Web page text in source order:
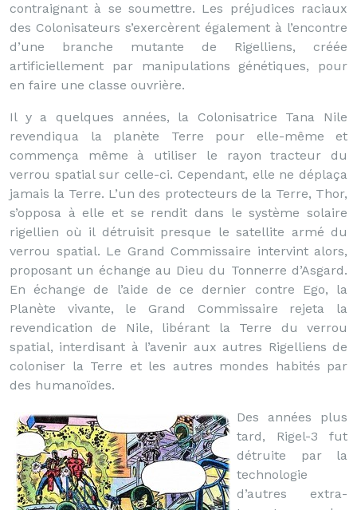
contraignant à se soumettre. Les préjudices raciaux
des Colonisateurs s’exercèrent également à l’encontre
d’une branche mutante de Rigelliens, créée
artificiellement par manipulations génétiques, pour
en faire une classe ouvrière.
Il y a quelques années, la Colonisatrice Tana Nile
revendiqua la planète Terre pour elle-même et
commença même à utiliser le rayon tracteur du
verrou spatial sur celle-ci. Cependant, elle ne déplaça
jamais la Terre. L’un des protecteurs de la Terre, Thor,
s’opposa à elle et se rendit dans le système solaire
rigellien où il détruisit presque le satellite armé du
verrou spatial. Le Grand Commissaire intervint alors,
proposant un échange au Dieu du Tonnerre d’Asgard.
En échange de l’aide de ce dernier contre Ego, la
Planète vivante, le Grand Commissaire rejeta la
revendication de Nile, libérant la Terre du verrou
spatial, interdisant à l’avenir aux autres Rigelliens de
coloniser la Terre et les autres mondes habités par
des humanoïdes.
Des années plus
tard, Rigel-3 fut
détruite par la
technologie
d’autres extra-